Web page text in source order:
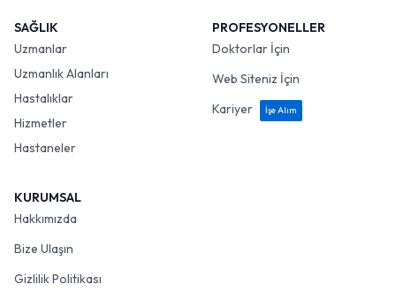
SAĞLIK
Uzmanlar
Uzmanlık Alanları
Hastalıklar
Hizmetler
Hastaneler
PROFESYONELLER
Doktorlar İçin
Web Siteniz İçin
Kariyer
İşe Alım
KURUMSAL
Hakkımızda
Bize Ulaşın
Gizlilik Politikası